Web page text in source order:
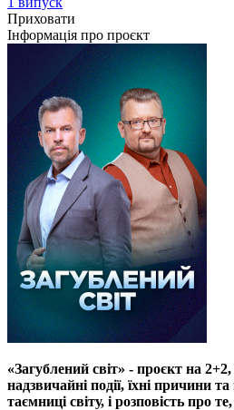
Приховати
Інформація про проєкт
«Загублений світ» - проєкт на
надзвичайні події, їхні причини
таємниці світу, і розповість про